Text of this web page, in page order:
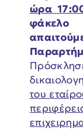
ώρα
του